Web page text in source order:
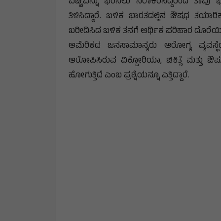
ತಿಳಿಸಿದ್ದಾರೆ. ಬಳಿಕ ಭಾರತದಲ್ಲಿನ ಔಷಧ
ಖರೀದಿಸಿದ ಬಳಿಕ ತನಗೆ ಆರ್ಥಿಕ ಪರಿಹಾರ ದೊರೆಯಿತು
ಅಮೆರಿಕದ ಜನಸಾಮಾನ್ಯರು ಆರೋಗ್ಯ
ಆರೋಪಿಸಿರುವ ವಿಕ್ಟೋರಿಯಾ, ಚಿಕಿತ್ಸೆ ಮತ್ತು
ಹೋಗುತ್ತಿದೆ ಎಂಬ ಪ್ರಶ್ನೆಯನ್ನೂ ಎತ್ತಿದ್ದಾರೆ.